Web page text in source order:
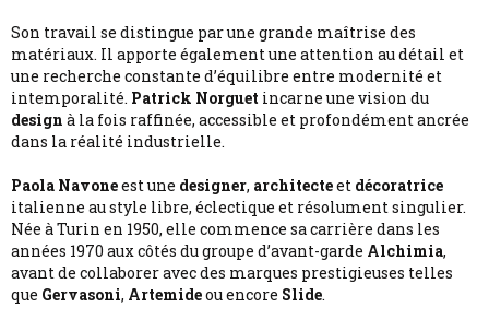
Son travail se distingue par une grande maîtrise des
matériaux. Il apporte également une attention au détail et
une recherche constante d’équilibre entre modernité et
intemporalité. Patrick Norguet incarne une vision du
design à la fois raffinée, accessible et profondément ancrée
dans la réalité industrielle.
Paola Navoneest une designer, architecteet décoratrice
italienne au style libre, éclectique et résolument singulier.
Née à Turin en 1950, elle commence sa carrière dans les
années 1970 aux côtés du groupe d’avant-garde Alchimia,
avant de collaborer avec des marques prestigieuses telles
que Gervasoni, Artemideou encore Slide.